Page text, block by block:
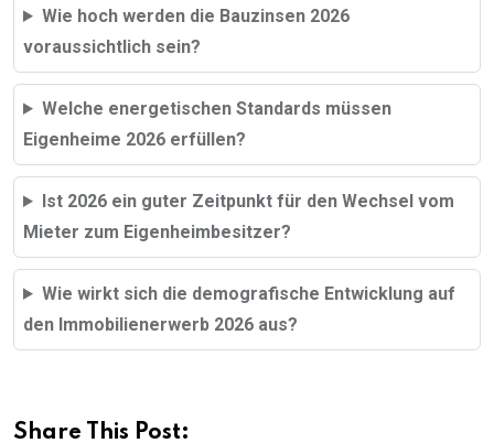
Wie hoch werden die Bauzinsen 2026
voraussichtlich sein?
Welche energetischen Standards müssen
Eigenheime 2026 erfüllen?
Ist 2026 ein guter Zeitpunkt für den Wechsel vom
Mieter zum Eigenheimbesitzer?
Wie wirkt sich die demografische Entwicklung auf
den Immobilienerwerb 2026 aus?
Share This Post: